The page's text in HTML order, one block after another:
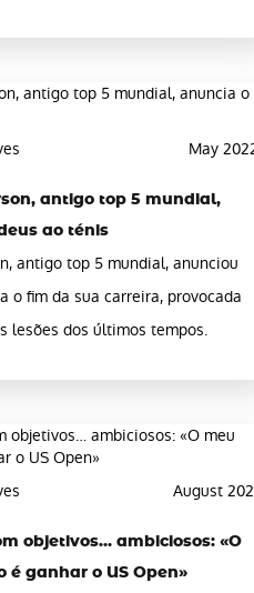
May
antigo top 5 mundial,
ao ténis
antigo top 5 mundial, anunciou
o fim da sua carreira, provocada
lesões dos últimos tempos.
August
objetivos… ambiciosos: «O
é ganhar o US Open»